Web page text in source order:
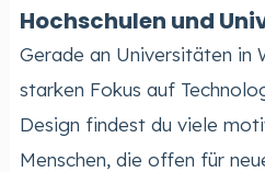
Hochschulen und
Gerade an Universitäten in
starken Fokus auf
Design findest du viele
Menschen, die offen für